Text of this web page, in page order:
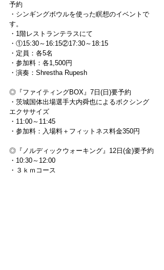
予約
・シンギングボウルを使った瞑想のイベントで
す。
・1階レストランテラスにて
・①15:30～16:15②17:30～18:15
・定員：各5名
・参加料：各1,500円
・演奏：Shrestha Rupesh
◎『ファイティングBOX』7日(日)要予約
・茨城国体出場選手大内舜也によるボクシング
エクササイズ
・11:00～11:45
・参加料：入場料＋フィットネス料金350円
◎『ノルディックウォーキング』12日(金)要予約
・10:30～12:00
・３ｋｍコース